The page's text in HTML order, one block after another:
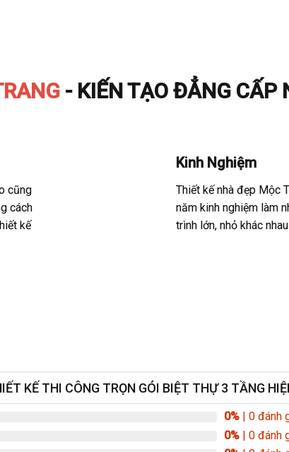
- KIẾN TẠO ĐẲNG CẤP
cũng
cách
kế
Kinh Nghiệm
Thiết kế nhà đẹp Mộc
năm kinh nghiệm làm
trình lớn, nhỏ khác nhau
KẾ THI CÔNG TRỌN GÓI BIỆT THỰ 3 TẦNG
0% | 0 đánh
0% | 0 đánh